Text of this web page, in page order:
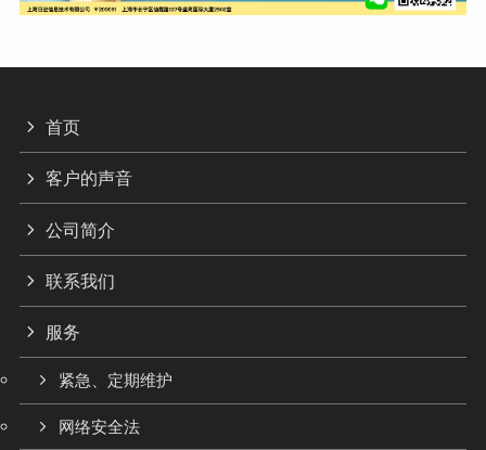
首页
客户的声音
公司简介
联系我们
服务
紧急、定期维护
网络安全法